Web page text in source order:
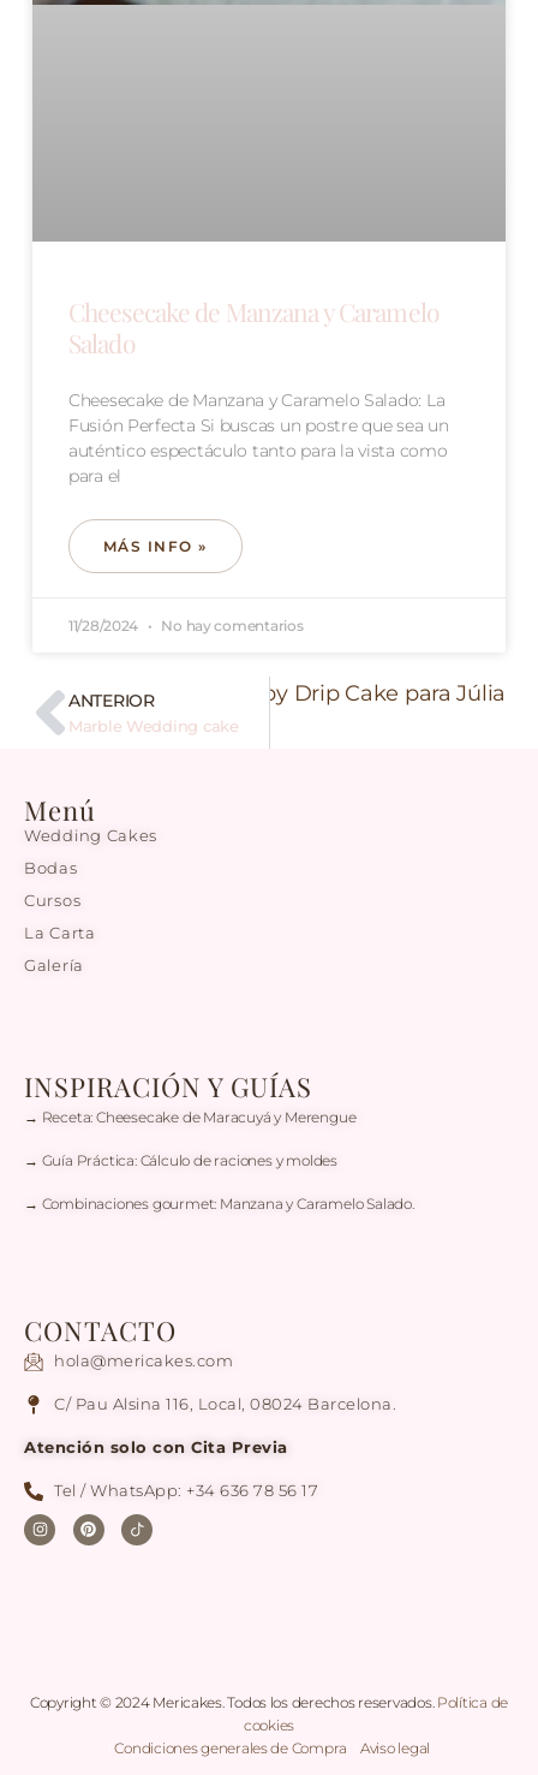
Cheesecake de Manzana y Caramelo
Salado
Cheesecake de Manzana y Caramelo Salado: La
Fusión Perfecta Si buscas un postre que sea un
auténtico espectáculo tanto para la vista como
para el
MÁS INFO »
11/28/2024 No hay comentarios
ANTERIOR
Marble Wedding cake
Siguiente Baby Drip Cake para Júlia
Menú
Wedding Cakes
Bodas
Cursos
La Carta
Galería
INSPIRACIÓN Y GUÍAS
→ Receta: Cheesecake de Maracuyá y Merengue
→ Guía Práctica: Cálculo de raciones y moldes
→ Combinaciones gourmet: Manzana y Caramelo Salado.
CONTACTO
hola@mericakes.com
C/ Pau Alsina 116, Local, 08024 Barcelona.
Atención solo con Cita Previa
Tel / WhatsApp: +34 636 78 56 17
Copyright © 2024 Mericakes. Todos los derechos reservados. Política de
cookies
|Condiciones generales de Compra Aviso legal